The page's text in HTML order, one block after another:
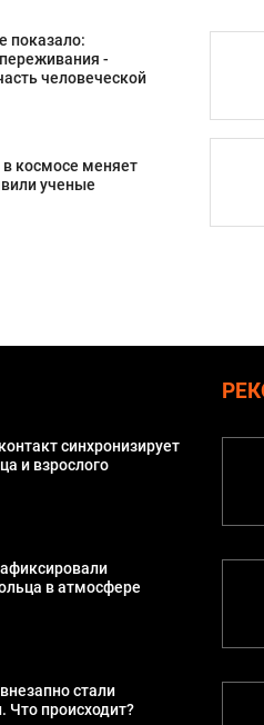
показало:
-
человеческой
космосе меняет
ученые
синхронизирует
и взрослого
в атмосфере
стали
происходит?